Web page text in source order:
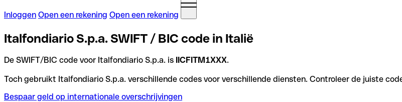
Inloggen Open een rekening Open een rekening
Italfondiario S.p.a. SWIFT / BIC code in Italië
De SWIFT/BIC code voor Italfondiario S.p.a. is IICFITM1XXX.
Toch gebruikt Italfondiario S.p.a. verschillende codes voor verschillende diensten. Controleer de juiste
Bespaar geld op internationale overschrijvingen